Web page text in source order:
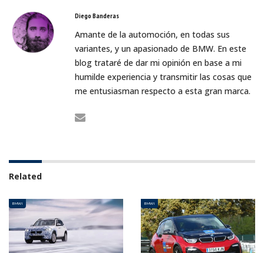
Diego Banderas
Amante de la automoción, en todas sus
variantes, y un apasionado de BMW. En este
blog trataré de dar mi opinión en base a mi
humilde experiencia y transmitir las cosas que
me entusiasman respecto a esta gran marca.
Related
BMW I BMW I